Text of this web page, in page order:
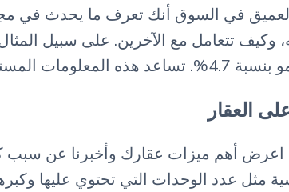
في السوق أنك تعرف ما يحدث في
وكيف تتعامل مع الآخرين. على سبيل
النمو وكسب المال في السوق المستهدف.
العقار
اعرض أهم ميزات عقارك وأخبرنا عن سبب